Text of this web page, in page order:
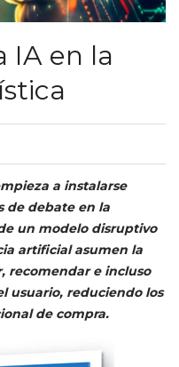
IA en la
a instalarse
de debate en la
un modelo disruptivo
artificial asumen la
recomendar e incluso
usuario, reduciendo los
de compra.